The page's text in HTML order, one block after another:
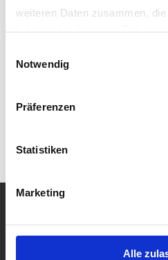
weiteren Daten zusammen,
Notwendig
Präferenzen
Statistiken
Marketing
Alle